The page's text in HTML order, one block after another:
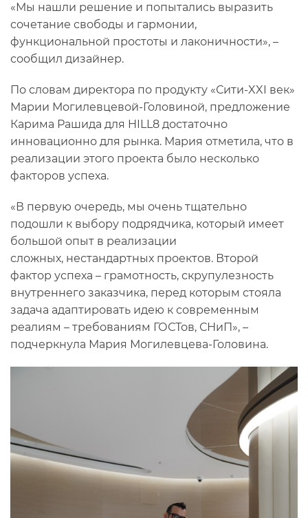
«Мы нашли решение и попытались выразить
сочетание свободы и гармонии,
функциональной простоты и лаконичности», –
сообщил дизайнер.
По словам директора по продукту «Сити-XXI век»
Марии Могилевцевой-Головиной, предложение
Карима Рашида для HILL8 достаточно
инновационно для рынка. Мария отметила, что в
реализации этого проекта было несколько
факторов успеха.
«В первую очередь, мы очень тщательно
подошли к выбору подрядчика, который имеет
большой опыт в реализации
сложных, нестандартных проектов. Второй
фактор успеха – грамотность, скрупулезность
внутреннего заказчика, перед которым стояла
задача адаптировать идею к современным
реалиям – требованиям ГОСТов, СНиП», –
подчеркнула Мария Могилевцева-Головина.